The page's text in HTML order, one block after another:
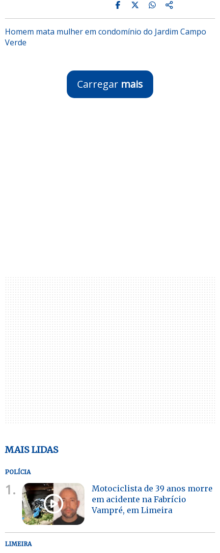
Homem mata mulher em condomínio do Jardim Campo
Verde
Carregar mais
MAIS LIDAS
POLÍCIA
1.
Motociclista de 39 anos morre
em acidente na Fabrício
Vampré, em Limeira
LIMEIRA